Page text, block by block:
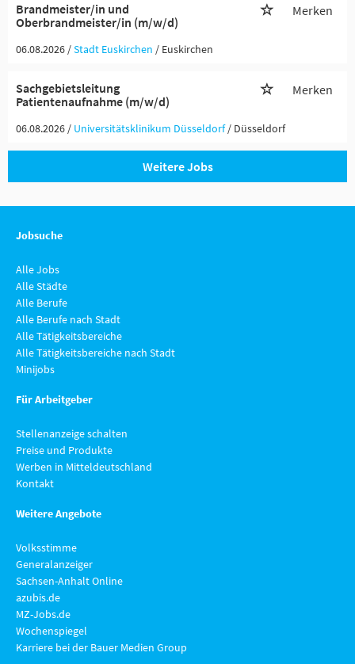
Brandmeister/in und
Oberbrandmeister/in (m/w/d)
Merken
06.08.2026 /Stadt Euskirchen / Euskirchen
Sachgebietsleitung
Patientenaufnahme (m/w/d)
Merken
06.08.2026 / Universitätsklinikum Düsseldorf / Düsseldorf
Weitere Jobs
Jobsuche
Alle Jobs
Alle Städte
Alle Berufe
Alle Berufe nach Stadt
Alle Tätigkeitsbereiche
Alle Tätigkeitsbereiche nach Stadt
Minijobs
Für Arbeitgeber
Stellenanzeige schalten
Preise und Produkte
Werben in Mitteldeutschland
Kontakt
Weitere Angebote
Volksstimme
Generalanzeiger
Sachsen-Anhalt Online
azubis.de
MZ-Jobs.de
Wochenspiegel
Karriere bei der Bauer Medien Group